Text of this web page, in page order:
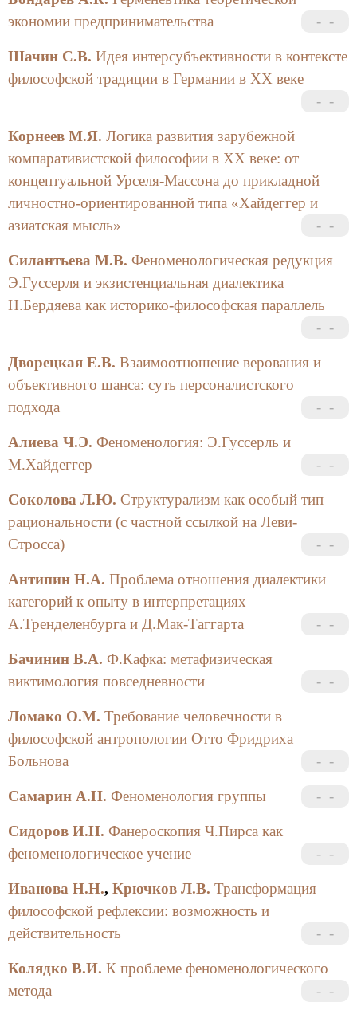
экономии предпринимательства
Шачин С.В. Идея интерсубъективности в контексте
философской традиции в Германии в ХХ веке
Корнеев М.Я. Логика развития зарубежной
компаративистской философии в ХХ веке: от
концептуальной Урселя-Массона до прикладной
личностно-ориентированной типа «Хайдеггер и
азиатская мысль»
Силантьева М.В. Феноменологическая редукция
Э.Гуссерля и экзистенциальная диалектика
Н.Бердяева как историко-философская параллель
Дворецкая Е.В. Взаимоотношение верования и
объективного шанса: суть персоналистского
подхода
Алиева Ч.Э. Феноменология: Э.Гуссерль и
М.Хайдеггер
Соколова Л.Ю. Структурализм как особый тип
рациональности (с частной ссылкой на Леви-
Стросса)
Антипин Н.А. Проблема отношения диалектики
категорий к опыту в интерпретациях
А.Тренделенбурга и Д.Мак-Таггарта
Бачинин В.А. Ф.Кафка: метафизическая
виктимология повседневности
Ломако О.М. Требование человечности в
философской антропологии Отто Фридриха
Больнова
Самарин А.Н. Феноменология группы
Сидоров И.Н. Фанероскопия Ч.Пирса как
феноменологическое учение
Иванова Н.Н., Крючков Л.В. Трансформация
философской рефлексии: возможность и
действительность
Колядко В.И. К проблеме феноменологического
метода